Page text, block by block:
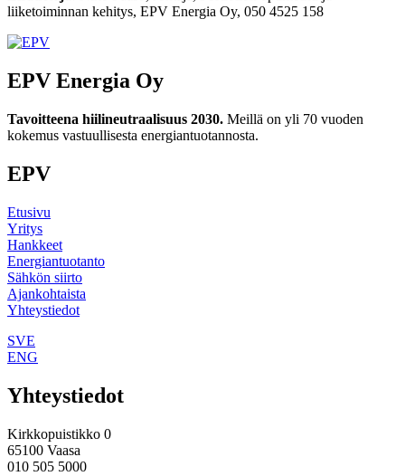
liiketoiminnan kehitys, EPV Energia Oy, 050 4525 158
EPV Energia Oy
Tavoitteena hiilineutraalisuus 2030. Meillä on yli 70 vuoden
kokemus vastuullisesta energiantuotannosta.
EPV
Etusivu
Yritys
Hankkeet
Energiantuotanto
Sähkön siirto
Ajankohtaista
Yhteystiedot
SVE
ENG
Yhteystiedot
Kirkkopuistikko 0
65100 Vaasa
010 505 5000